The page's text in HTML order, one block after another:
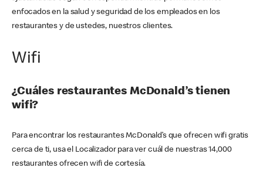
enfocados en la salud y seguridad de los empleados en los
restaurantes y de ustedes, nuestros clientes.
Wifi
¿Cuáles restaurantes McDonald’s tienen
wifi?
Para encontrar los restaurantes McDonald’s que ofrecen wifi gratis
cerca de ti, usa el Localizador para ver cuál de nuestras 14,000
restaurantes ofrecen wifi de cortesía.